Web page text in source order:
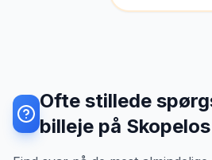
Ofte stillede
billeje på Skopelos